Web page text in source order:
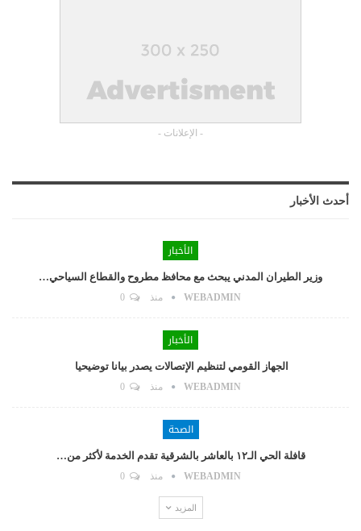
- الإعلانات -
أحدث الأخبار
الأخبار
وزير الطيران المدني يبحث مع محافظ مطروح والقطاع السياحي…
WEBADMIN منذ
الأخبار
الجهاز القومي لتنظيم الإتصالات يصدر بيانا توضيحيا
WEBADMIN منذ
الصحة
قافلة الحي الـ١٢ بالعاشر بالشرقية تقدم الخدمة لأكثر من…
WEBADMIN منذ
المزيد